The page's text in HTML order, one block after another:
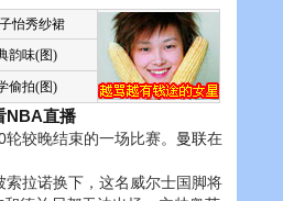
怡秀纱裙
韵味(图)
偷拍(图)
NBA直播
较晚结束的一场比赛。 曼联在
拉诺换下，这名威尔士国脚将